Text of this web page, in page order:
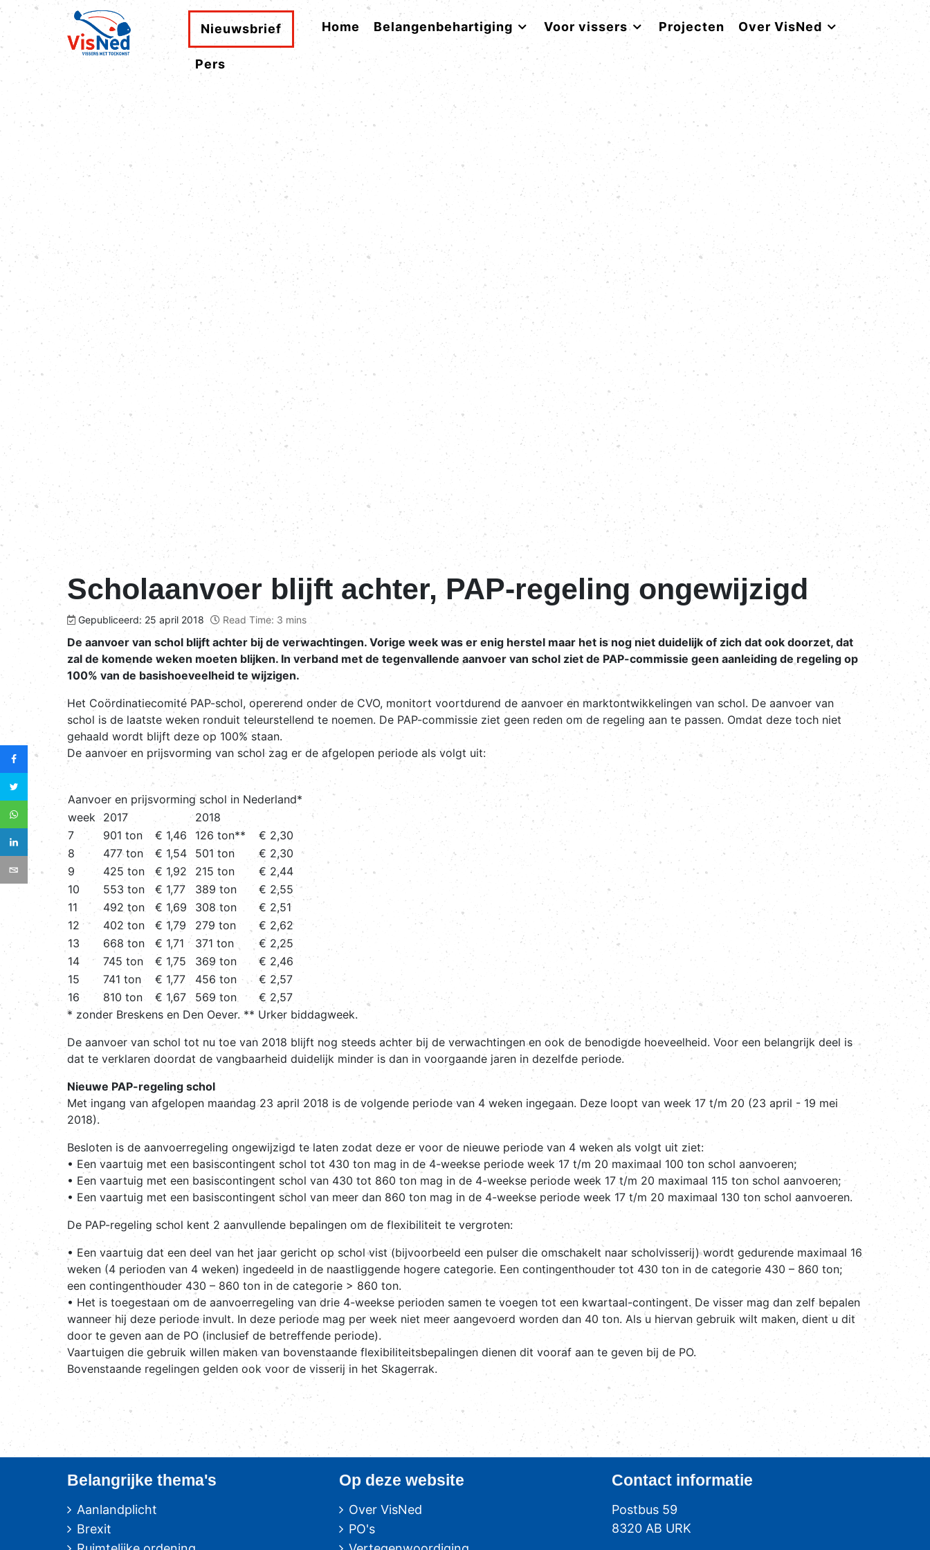
Nieuwsbrief Home Belangenbehartiging Voor vissers Projecten Over VisNed
Pers
Scholaanvoer blijft achter, PAP-regeling ongewijzigd
Gepubliceerd: 25 april 2018 Read Time: 3 mins
De aanvoer van schol blijft achter bij de verwachtingen. Vorige week was er enig herstel maar het is nog niet duidelijk of zich dat ook doorzet, dat
zal de komende weken moeten blijken. In verband met de tegenvallende aanvoer van schol ziet de PAP-commissie geen aanleiding de regeling op
100% van de basishoeveelheid te wijzigen.
Het Coördinatiecomité PAP-schol, opererend onder de CVO, monitort voortdurend de aanvoer en marktontwikkelingen van schol. De aanvoer van
schol is de laatste weken ronduit teleurstellend te noemen. De PAP-commissie ziet geen reden om de regeling aan te passen. Omdat deze toch niet
gehaald wordt blijft deze op 100% staan.
De aanvoer en prijsvorming van schol zag er de afgelopen periode als volgt uit:
Aanvoer en prijsvorming schol in Nederland*
week 2017
2018
7
901 ton € 1,46 126 ton**
€ 2,30
8
477 ton € 1,54 501 ton
€ 2,30
9
425 ton € 1,92 215 ton
€ 2,44
10
553 ton € 1,77 389 ton
€ 2,55
11
492 ton € 1,69 308 ton
€ 2,51
12
402 ton € 1,79 279 ton
€ 2,62
13
668 ton € 1,71 371 ton
€ 2,25
14
745 ton € 1,75 369 ton
€ 2,46
15
741 ton € 1,77 456 ton
€ 2,57
16
810 ton € 1,67 569 ton
€ 2,57
* zonder Breskens en Den Oever. ** Urker biddagweek.
De aanvoer van schol tot nu toe van 2018 blijft nog steeds achter bij de verwachtingen en ook de benodigde hoeveelheid. Voor een belangrijk deel is
dat te verklaren doordat de vangbaarheid duidelijk minder is dan in voorgaande jaren in dezelfde periode.
Nieuwe PAP-regeling schol
Met ingang van afgelopen maandag 23 april 2018 is de volgende periode van 4 weken ingegaan. Deze loopt van week 17 t/m 20 (23 april - 19 mei
2018).
Besloten is de aanvoerregeling ongewijzigd te laten zodat deze er voor de nieuwe periode van 4 weken als volgt uit ziet:
• Een vaartuig met een basiscontingent schol tot 430 ton mag in de 4-weekse periode week 17 t/m 20 maximaal 100 ton schol aanvoeren;
• Een vaartuig met een basiscontingent schol van 430 tot 860 ton mag in de 4-weekse periode week 17 t/m 20 maximaal 115 ton schol aanvoeren;
• Een vaartuig met een basiscontingent schol van meer dan 860 ton mag in de 4-weekse periode week 17 t/m 20 maximaal 130 ton schol aanvoeren.
De PAP-regeling schol kent 2 aanvullende bepalingen om de flexibiliteit te vergroten:
• Een vaartuig dat een deel van het jaar gericht op schol vist (bijvoorbeeld een pulser die omschakelt naar scholvisserij) wordt gedurende maximaal 16
weken (4 perioden van 4 weken) ingedeeld in de naastliggende hogere categorie. Een contingenthouder tot 430 ton in de categorie 430 – 860 ton;
een contingenthouder 430 – 860 ton in de categorie > 860 ton.
• Het is toegestaan om de aanvoerregeling van drie 4-weekse perioden samen te voegen tot een kwartaal-contingent. De visser mag dan zelf bepalen
wanneer hij deze periode invult. In deze periode mag per week niet meer aangevoerd worden dan 40 ton. Als u hiervan gebruik wilt maken, dient u dit
door te geven aan de PO (inclusief de betreffende periode).
Vaartuigen die gebruik willen maken van bovenstaande flexibiliteitsbepalingen dienen dit vooraf aan te geven bij de PO.
Bovenstaande regelingen gelden ook voor de visserij in het Skagerrak.
Belangrijke thema's
Aanlandplicht
Brexit
Op deze website
Over VisNed
PO's
Contactinformatie
Postbus 59
8320 AB URK